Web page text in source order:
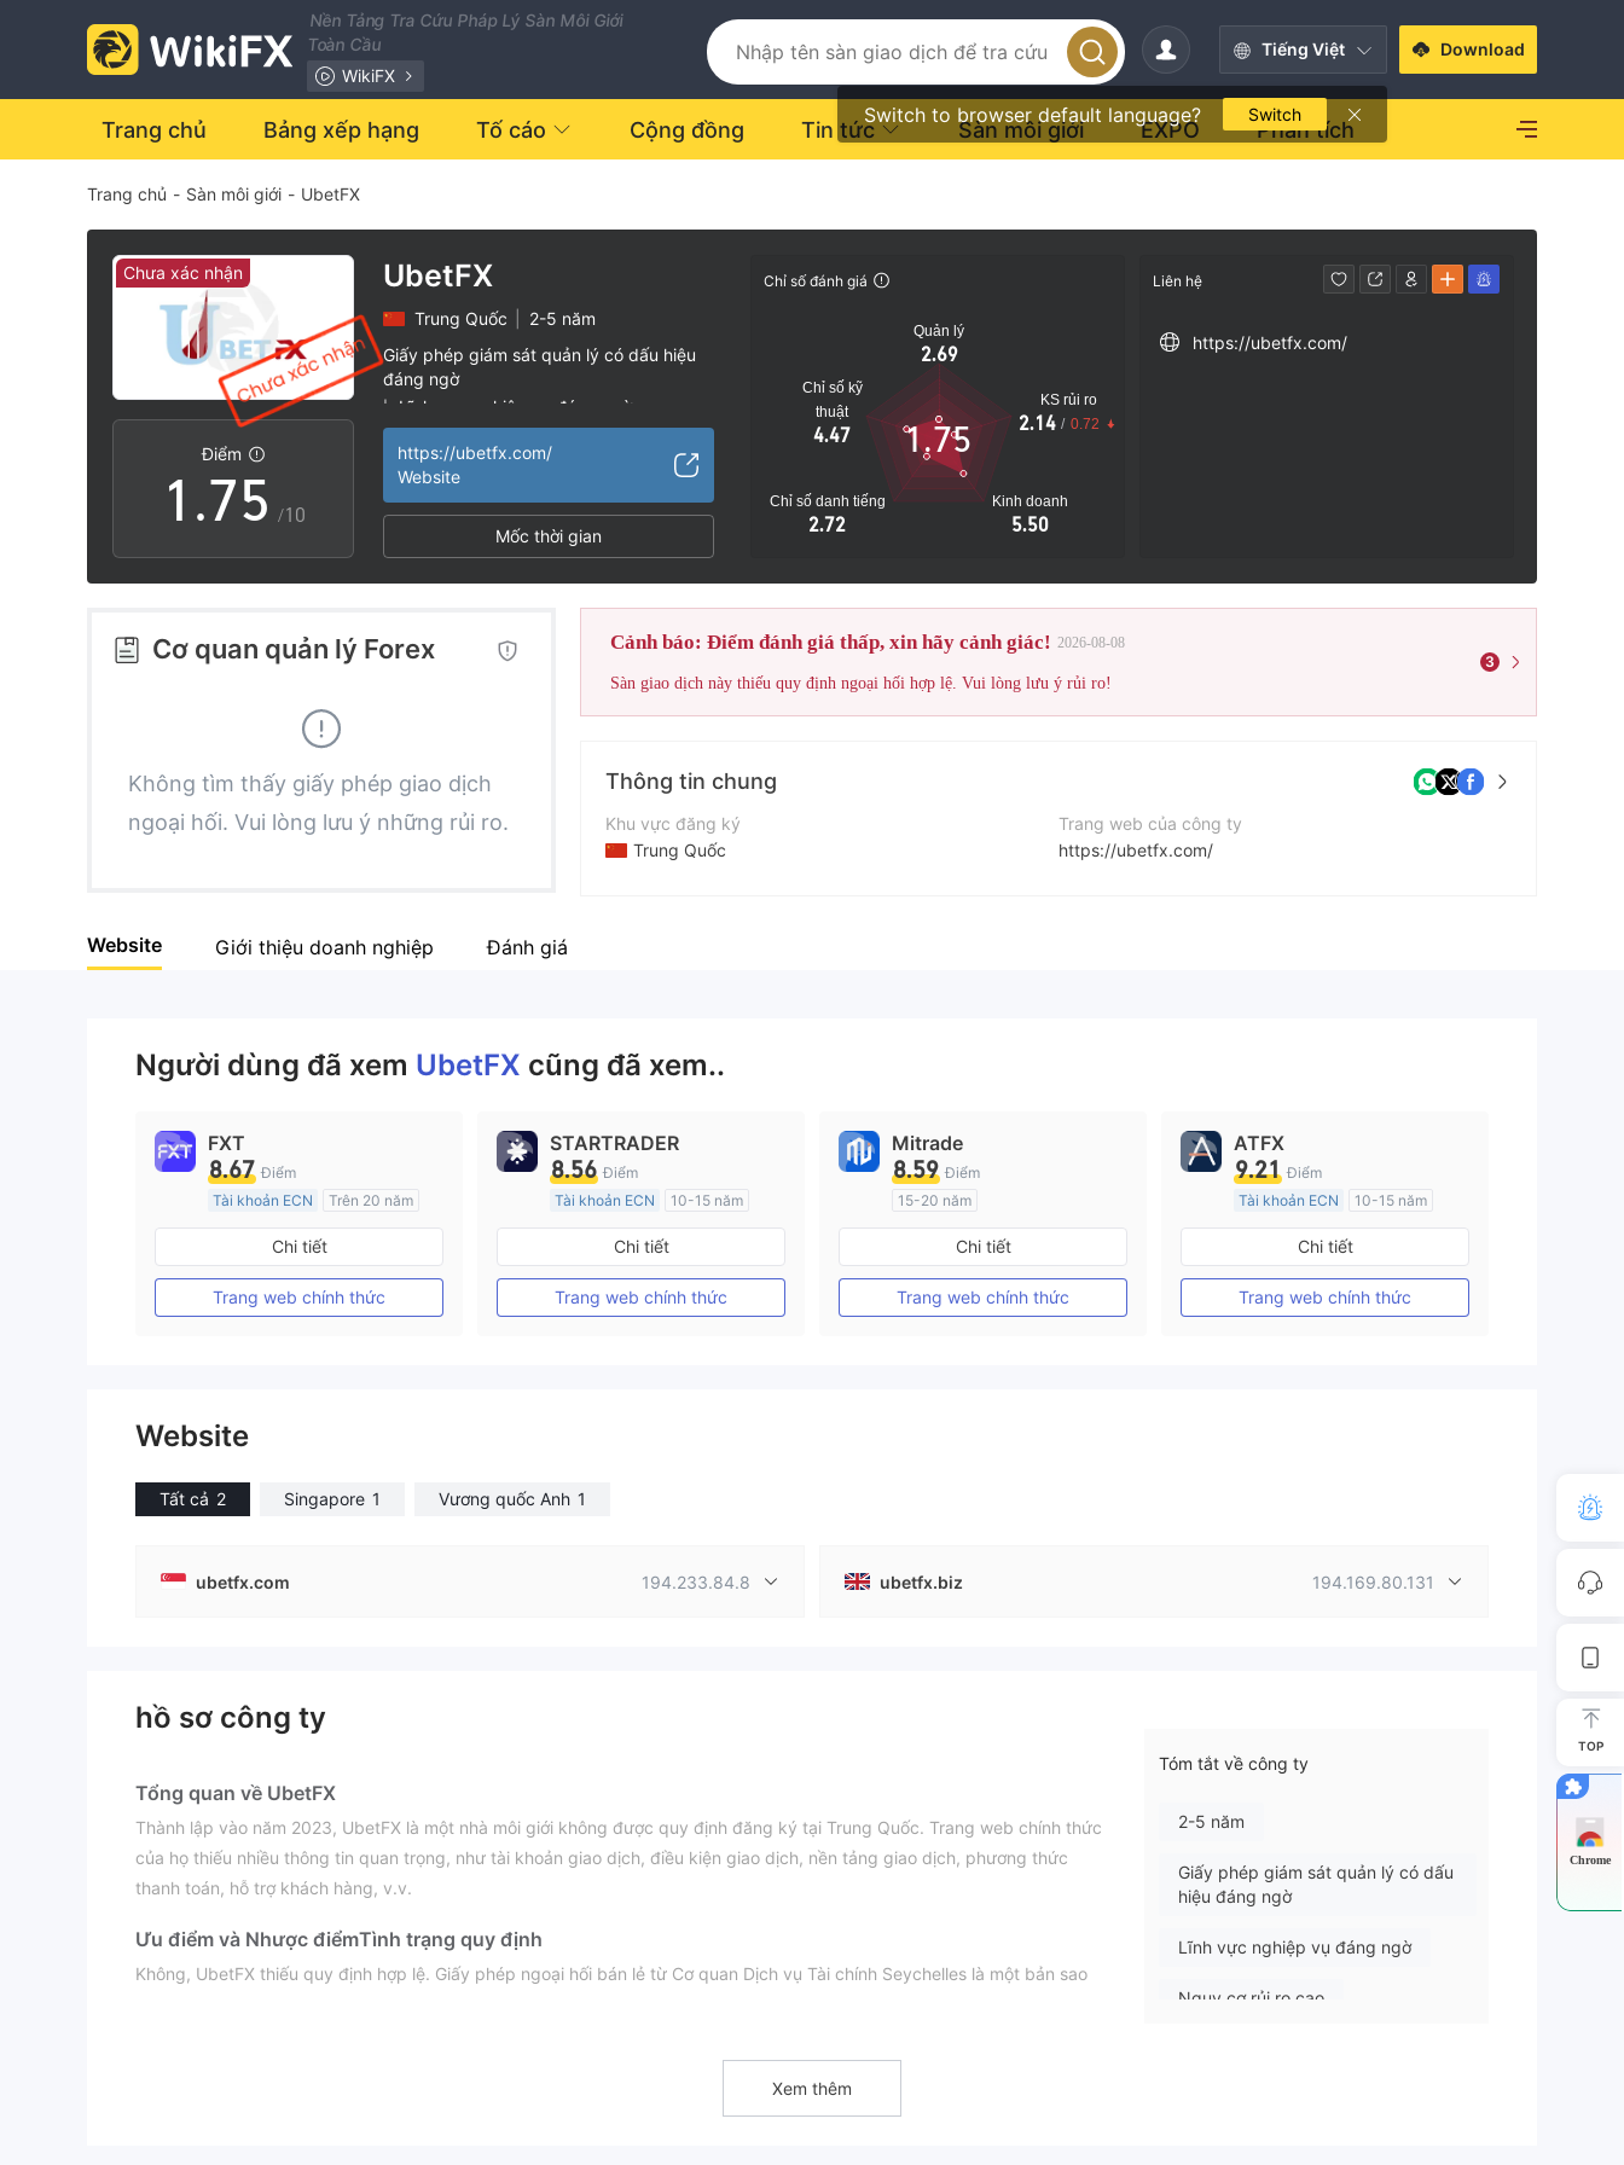
Nền Tảng Tra Cứu Pháp Lý Sàn Môi Giới
Toàn Cầu
WikiFX
Tiếng Việt
Switch to browser default language? Switch
Download
Trang chủ Bảng xếp hạng Tố cáo Cộng đồng Tin tức Sàn môi giới EXPO Phân tích
Trang chủ - Sàn môi giới - UbetFX
Chưa xác nhận
Điểm
0
1
2
3
5
6
8
9
.
1
2
3
4
5
6
7
8
9
0
1
2
3
4
5
6
7
9
/10
UbetFX
Trung Quốc
2-5 năm
Giấy phép giám sát quản lý có dấu hiệu
đáng ngờ
| Lĩnh vực nghiệp vụ đáng ngờ
|
https://ubetfx.com/
Website
Mốc thời gian
Chỉ số đánh giá
Quản lý
2.69
Chỉ số kỹ
thuật
4.47
Chỉ số danh tiếng
2.72
Kinh doanh
5.50
KS rủi ro
2.14 / 0.72
1.75
Liên hệ
https://ubetfx.com/
Cơ quan quản lý Forex
Không tìm thấy giấy phép giao dịch
ngoại hối. Vui lòng lưu ý những rủi ro.
Cảnh báo: Điểm đánh giá thấp, xin hãy cảnh giác! 2026-08-08
Sàn giao dịch này thiếu quy định ngoại hối hợp lệ. Vui lòng lưu ý rủi ro!
3
Thông tin chung
Khu vực đăng ký
Trung Quốc
Trang web của công ty
https://ubetfx.com/
Website Giới thiệu doanh nghiệp Đánh giá
Người dùng đã xem UbetFX cũng đã xem..
FXT
8.67 Điểm
Tài khoản ECN
Trên 20 năm
Đăng ký tại Nước Úc
MT4 Chính thức
Chi tiết
Trang web chính thức
STARTRADER
8.56 Điểm
Tài khoản ECN
10-15 năm
Đăng ký tại Nước Úc
MT4 Chính thức
Chi tiết
Trang web chính thức
Mitrade
8.59 Điểm
15-20 năm
Đăng ký tại Nước Úc
Tự tìm hiểu
Chi tiết
Trang web chính thức
ATFX
9.21 Điểm
Tài khoản ECN
10-15 năm
Đăng ký tại Nước Úc
MT4 Chính thức
Chi tiết
Trang web chính thức
Website
Tất cả 2 Singapore 1 Vương quốc Anh 1
ubetfx.com 194.233.84.8 ubetfx.biz 194.169.80.131
hồ sơ công ty
Tổng quan về UbetFX
Thành lập vào năm 2023, UbetFX là một nhà môi giới không được quy định đăng ký tại Trung Quốc. Trang web chính thức
của họ thiếu nhiều thông tin quan trọng, như tài khoản giao dịch, điều kiện giao dịch, nền tảng giao dịch, phương thức
thanh toán, hỗ trợ khách hàng, v.v.
Ưu điểm và Nhược điểmTình trạng quy định
Không, UbetFX thiếu quy định hợp lệ. Giấy phép ngoại hối bán lẻ từ Cơ quan Dịch vụ Tài chính Seychelles là một bản sao
Dựa trên thông tin rất hạn chế trên trang web của họ, có vẻ như UbetFX chỉ chấp nhận gửi tiền qua ví. Nếu bạn muốn rút
tiền, bạn cần nhập địa chỉ ví và số tiền rút. Tất cả đều rất mờ mịt, không có sàn môi giới được quy định sẽ hành xử như vậy.
Tóm tắt về công ty
2-5 năm
Giấy phép giám sát quản lý có dấu
hiệu đáng ngờ
Lĩnh vực nghiệp vụ đáng ngờ
Nguy cơ rủi ro cao
Xem thêm
TOP
Chrome